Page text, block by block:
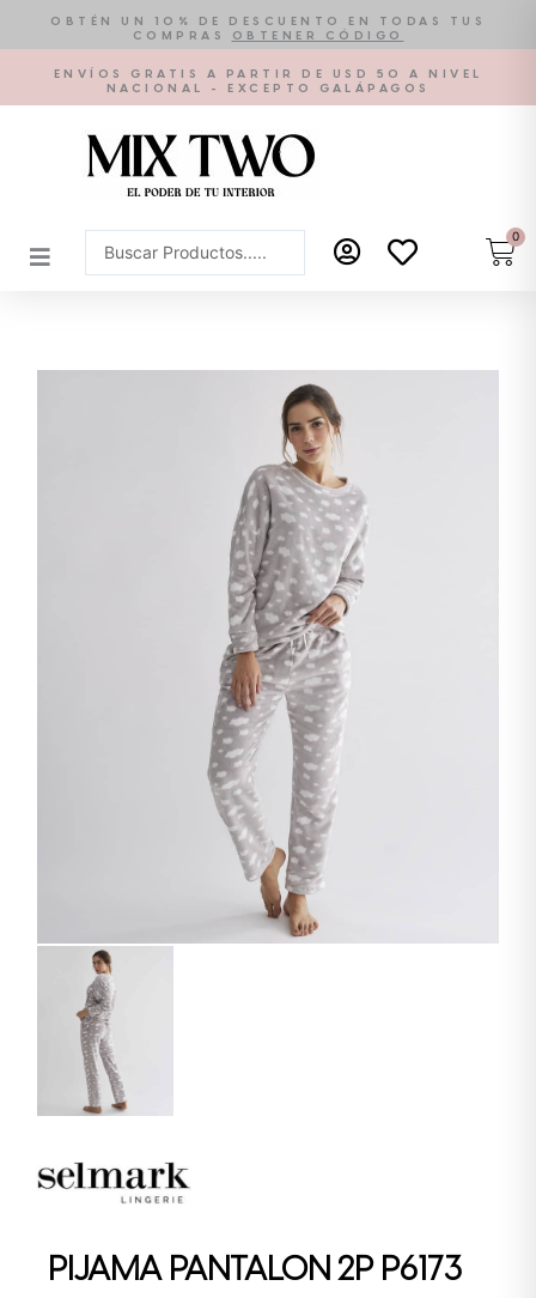
contenido
OBTÉN UN 10% DE DESCUENTO EN TODAS TUS
COMPRAS
OBTENER CÓDIGO
ENVÍOS GRATIS A PARTIR DE USD 50 A NIVEL
NACIONAL - EXCEPTO GALÁPAGOS
Search
...
0
PIJAMA PANTALON 2P P6173